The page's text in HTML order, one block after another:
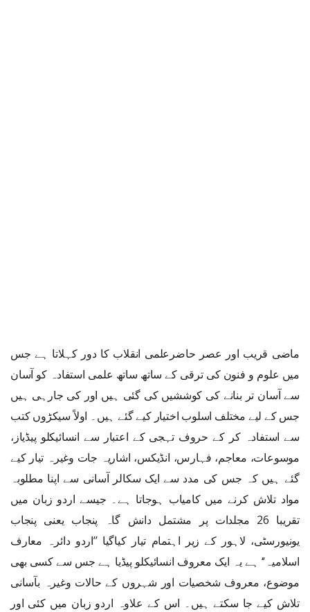
ماضی قریب اور عصر حاضرعلمی انقلاب کا دور کہلاتا ہے جس
میں علوم و فنون کی ترقی کے ساتھ ساتھ علمی استفادہ کو آسان
سے آسان تر بنانے کی کوششیں کی گئی ہیں اور کی جارہی ہیں
جس کے لیے مختلف اسلوب اختیار کیے گئے ہیں۔ اولاً سیکڑوں کتب
سے استفادہ کر کے حروف تہجی کے اعتبار سے انسائیکلو پیڈیاز،
موسوعات، معاجم، فہارس، انڈیکس، اشاریہ جات وغیرہ تیار کیے
گئے ہیں کہ جس کی مدد سے ایک سکالر آسانی سے اپنا مطلوبہ
مواد تلاش کرنے میں کامیاب ہوجاتا ہے۔ جیسے اردو زبان میں
تقریبا 26 مجلدات پر مشتمل دانش گاہ پنجاب یعنی پنجاب
یونیورسٹی، لاہور کے زیر اہتمام تیار کیاگیا ’’اردو دائرہ معارف
اسلامیہ‘‘ ہے یہ ایک معروف انسائیکلو پیڈیا ہے جس سے کسی بھی
موضوع، معروف شخصیات اور شہروں کے حالات وغیرہ بآسانی
تلاش کیے جا سکتے ہیں۔ اس کے علاوہ اردو زبان میں کئی اور